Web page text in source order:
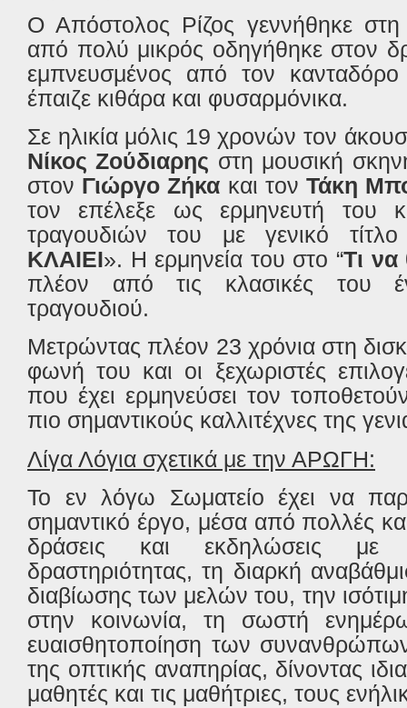
Ο Απόστολος Ρίζος γεννήθηκε
από πολύ μικρός οδηγήθηκε στον
εμπνευσμένος από τον
έπαιζε κιθάρα και φυσαρμόνικα.
Σε ηλικία μόλις 19 χρονών τον
Νίκος Ζούδιαρης στη μουσική
στον Γιώργο Ζήκα και τονΤάκη
τον επέλεξε ως ερμηνευτή του
τραγουδιών του με γενικό
ΚΛΑΙΕΙ». Η ερμηνεία του στο “Τι
πλέον από τις κλασικές του
τραγουδιού.
Μετρώντας πλέον 23 χρόνια στη
φωνή του και οι ξεχωριστές
που έχει ερμηνεύσει τον
πιο σημαντικούς καλλιτέχνες της
Λίγα Λόγια σχετικά με την ΑΡΩΓΗ:
Το εν λόγω Σωματείο έχει να
σημαντικό έργο, μέσα από πολλές και
δράσεις και εκδηλώσεις με
δραστηριότητας, τη διαρκή
διαβίωσης των μελών του, την
στην κοινωνία, τη σωστή
ευαισθητοποίηση των
της οπτικής αναπηρίας, δίνοντας
μαθητές και τις μαθήτριες, τους